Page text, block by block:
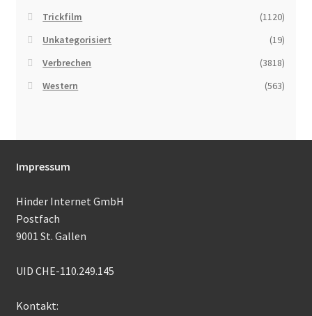
Trickfilm
(1120)
Unkategorisiert
(19)
Verbrechen
(3818)
Western
(563)
Impressum
Hinder Internet GmbH
Postfach
9001 St. Gallen
UID CHE-110.249.145
Kontakt: